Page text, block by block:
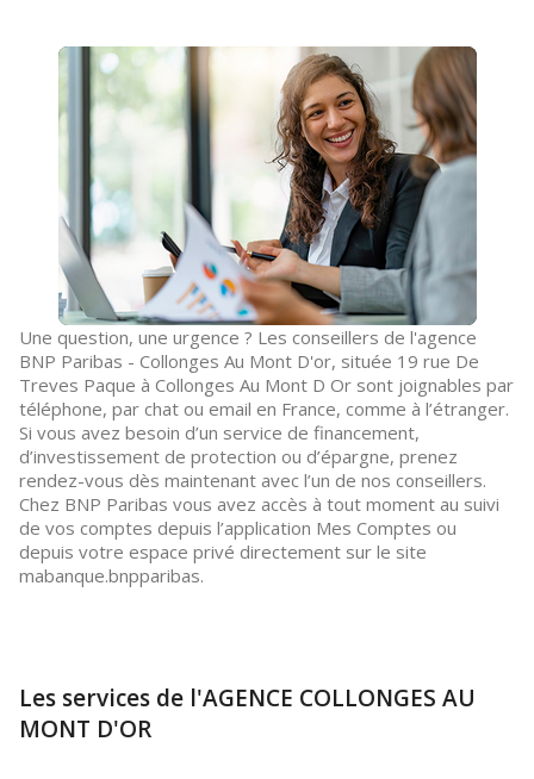
Une question, une urgence ? Les conseillers de l'agence
BNP Paribas - Collonges Au Mont D'or, située 19 rue De
Treves Paque à Collonges Au Mont D Or sont joignables par
téléphone, par chat ou email en France, comme à l’étranger.
Si vous avez besoin d’un service de financement,
d’investissement de protection ou d’épargne, prenez
rendez-vous dès maintenant avec l’un de nos conseillers.
Chez BNP Paribas vous avez accès à tout moment au suivi
de vos comptes depuis l’application Mes Comptes ou
depuis votre espace privé directement sur le site
mabanque.bnpparibas.
Les services de l'AGENCE COLLONGES AU
MONT D'OR